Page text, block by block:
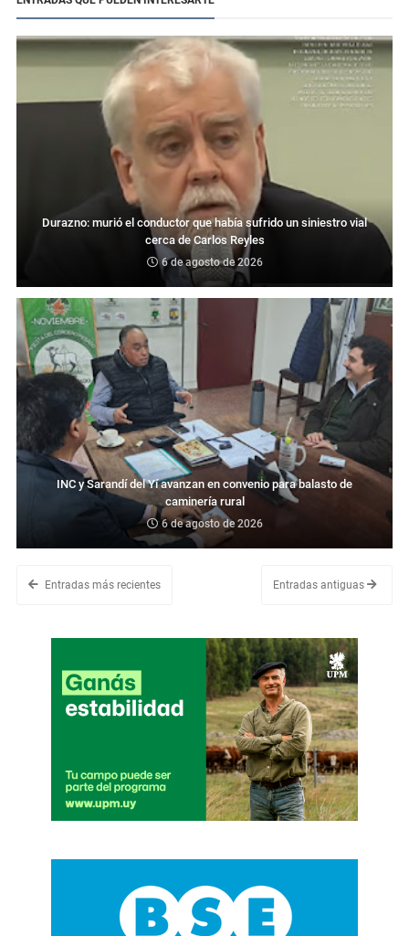
Durazno: murió el conductor que había sufrido un siniestro vial
cerca de Carlos Reyles
6 de agosto de 2026
INC y Sarandí del Yí avanzan en convenio para balasto de
caminería rural
6 de agosto de 2026
Entradas más recientes Entradas antiguas